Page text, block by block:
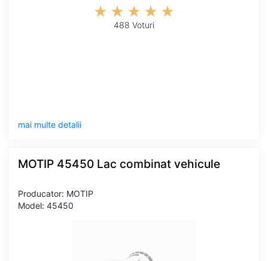
488 Voturi
mai multe detalii
MOTIP 45450 Lac combinat vehicule
Producator: MOTIP
Model: 45450